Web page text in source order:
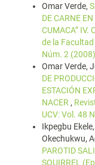
Omar Verde,
DE CARNE
CUMACA” IV.
de la Facultad
Núm. 2 (2008)
Omar Verde,
DE
ESTACIÓN
NACER ,
UCV: Vol. 48
Ikpegbu
Okechukwu,
PAROTID
SQUIRREL